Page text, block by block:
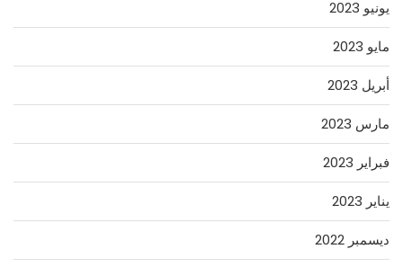
يونيو 2023
مايو 2023
أبريل 2023
مارس 2023
فبراير 2023
يناير 2023
ديسمبر 2022